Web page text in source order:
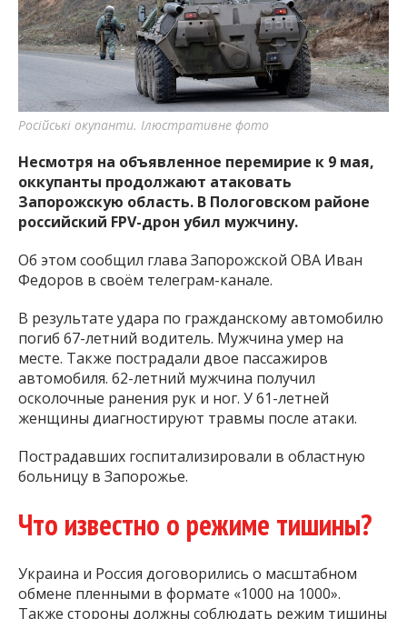
важную информацию о событиях
города Запорожья и области.
Російські окупанти. Ілюстративне фото
Несмотря на объявленное перемирие к 9 мая,
оккупанты продолжают атаковать
Запорожскую область. В Пологовском районе
российский FPV-дрон убил мужчину.
Об этом сообщил глава Запорожской ОВА Иван
Федоров в своём телеграм-канале.
В результате удара по гражданскому автомобилю
погиб 67-летний водитель. Мужчина умер на
месте. Также пострадали двое пассажиров
автомобиля. 62-летний мужчина получил
осколочные ранения рук и ног. У 61-летней
женщины диагностируют травмы после атаки.
Пострадавших госпитализировали в областную
больницу в Запорожье.
Что известно о режиме тишины?
Украина и Россия договорились о масштабном
обмене пленными в формате «1000 на 1000».
Также стороны должны соблюдать режим тишины